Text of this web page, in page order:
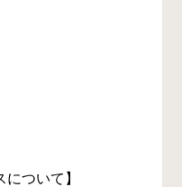
について】